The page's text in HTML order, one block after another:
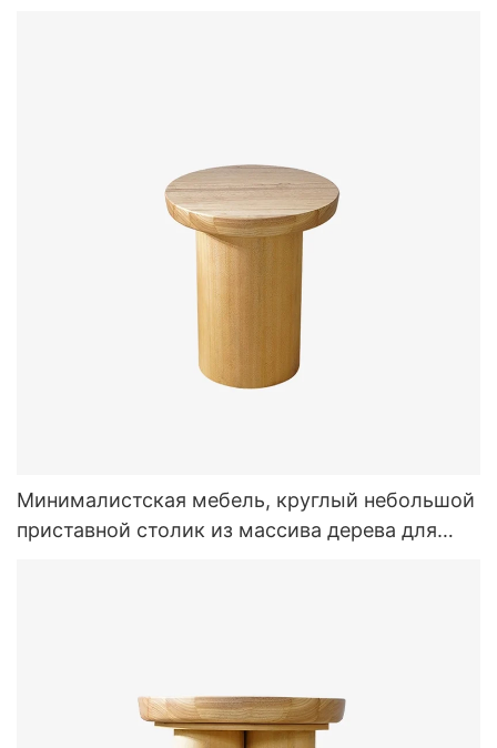
Минималистская мебель, круглый небольшой
приставной столик из массива дерева для